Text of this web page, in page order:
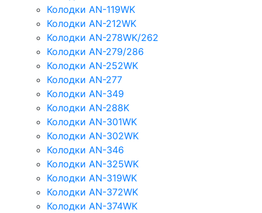
Колодки AN-119WK
Колодки AN-212WK
Колодки AN-278WK/262
Колодки AN-279/286
Колодки AN-252WK
Колодки AN-277
Колодки AN-349
Колодки AN-288K
Колодки AN-301WK
Колодки AN-302WK
Колодки AN-346
Колодки AN-325WK
Колодки AN-319WK
Колодки AN-372WK
Колодки AN-374WK